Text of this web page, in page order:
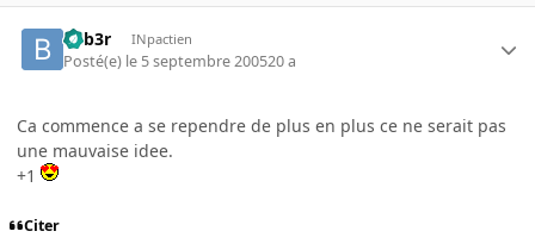
beb3r INpactien
Posté(e) le 5 septembre 200520 a
Ca commence a se rependre de plus en plus ce ne serait pas
une mauvaise idee.
+1
Citer